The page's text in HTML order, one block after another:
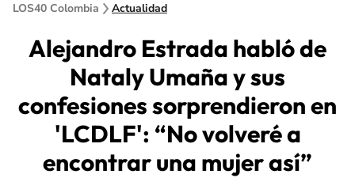
LOS40 Colombia Actualidad
Alejandro Estrada habló de
Nataly Umaña y sus
confesiones sorprendieron en
'LCDLF': “No volveré a
encontrar una mujer así”